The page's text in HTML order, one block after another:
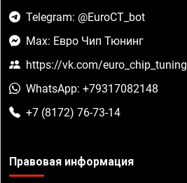
Telegram: @EuroCT_bot
Max: Евро Чип Тюнинг
https://vk.com/euro_chip_tuning
WhatsApp: +79317082148
+7 (8172) 76-73-14
Правовая информация